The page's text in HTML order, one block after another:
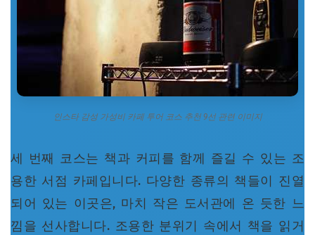
인스타 감성 가성비 카페 투어 코스 추천 9선 관련 이미지
세 번째 코스는 책과 커피를 함께 즐길 수 있는 조
용한 서점 카페입니다. 다양한 종류의 책들이 진열
되어 있는 이곳은, 마치 작은 도서관에 온 듯한 느
낌을 선사합니다. 조용한 분위기 속에서 책을 읽거